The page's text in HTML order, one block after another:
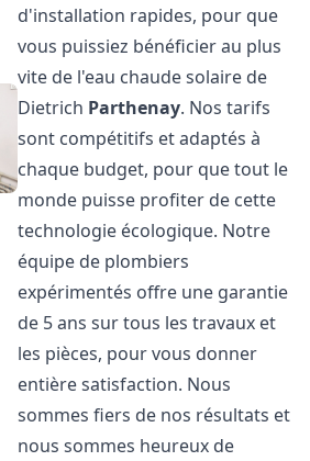
d'installation rapides, pour que
vous puissiez bénéficier au plus
vite de l'eau chaude solaire de
Dietrich Parthenay. Nos tarifs
sont compétitifs et adaptés à
chaque budget, pour que tout le
monde puisse profiter de cette
technologie écologique. Notre
équipe de plombiers
expérimentés offre une garantie
de 5 ans sur tous les travaux et
les pièces, pour vous donner
entière satisfaction. Nous
sommes fiers de nos résultats et
nous sommes heureux de